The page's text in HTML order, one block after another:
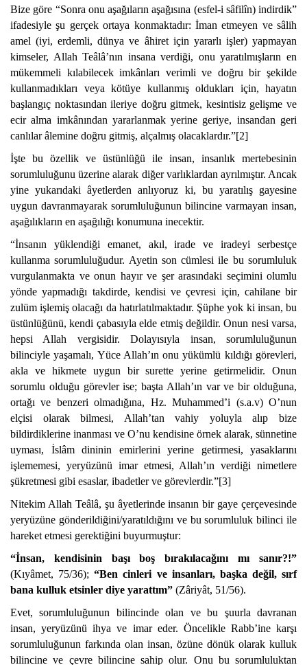
Bize göre “Sonra onu aşağıların aşağısına (esfel-i sâfilîn) indirdik”
ifadesiyle şu gerçek ortaya konmaktadır: İman etmeyen ve sâlih
amel (iyi, erdemli, dünya ve âhiret için yararlı işler) yapmayan
kimseler, Allah Teâlâ’nın insana verdiği, onu yaratılmışların en
mükemmeli kılabilecek imkânları verimli ve doğru bir şekilde
kullanmadıkları veya kötüye kullanmış oldukları için, hayatın
başlangıç noktasından ileriye doğru gitmek, kesintisiz gelişme ve
ecir alma imkânından yararlanmak yerine geriye, insandan geri
canlılar âlemine doğru gitmiş, alçalmış olacaklardır.”[2]
İşte bu özellik ve üstünlüğü ile insan, insanlık mertebesinin
sorumluluğunu üzerine alarak diğer varlıklardan ayrılmıştır. Ancak
yine yukarıdaki âyetlerden anlıyoruz ki, bu yaratılış gayesine
uygun davranmayarak sorumluluğunun bilincine varmayan insan,
aşağılıkların en aşağılığı konumuna inecektir.
“İnsanın yüklendiği emanet, akıl, irade ve iradeyi serbestçe
kullanma sorumluluğudur. Ayetin son cümlesi ile bu sorumluluk
vurgulanmakta ve onun hayır ve şer arasındaki seçimini olumlu
yönde yapmadığı takdirde, kendisi ve çevresi için, cahilane bir
zulüm işlemiş olacağı da hatırlatılmaktadır. Şüphe yok ki insan, bu
üstünlüğünü, kendi çabasıyla elde etmiş değildir. Onun nesi varsa,
hepsi Allah vergisidir. Dolayısıyla insan, sorumluluğunun
bilinciyle yaşamalı, Yüce Allah’ın onu yükümlü kıldığı görevleri,
akla ve hikmete uygun bir surette yerine getirmelidir. Onun
sorumlu olduğu görevler ise; başta Allah’ın var ve bir olduğuna,
ortağı ve benzeri olmadığına, Hz. Muhammed’i (s.a.v) O’nun
elçisi olarak bilmesi, Allah’tan vahiy yoluyla alıp bize
bildirdiklerine inanması ve O’nu kendisine örnek alarak, sünnetine
uyması, İslâm dininin emirlerini yerine getirmesi, yasaklarını
işlememesi, yeryüzünü imar etmesi, Allah’ın verdiği nimetlere
şükretmesi gibi esaslar, ibadetler ve görevlerdir.”[3]
Nitekim Allah Teâlâ, şu âyetlerinde insanın bir gaye çerçevesinde
yeryüzüne gönderildiğini/yaratıldığını ve bu sorumluluk bilinci ile
hareket etmesi gerektiğini buyurmuştur:
“İnsan, kendisinin başı boş bırakılacağını mı sanır?!”
(Kıyâmet, 75/36); “Ben cinleri ve insanları, başka değil, sırf
bana kulluk etsinler diye yarattım” (Zâriyât, 51/56).
Evet, sorumluluğunun bilincinde olan ve bu şuurla davranan
insan, yeryüzünü ihya ve imar eder. Öncelikle Rabb’ine karşı
sorumluluğunun farkında olan insan, özüne dönük olarak kulluk
bilincine ve çevre bilincine sahip olur. Onu bu sorumluluktan